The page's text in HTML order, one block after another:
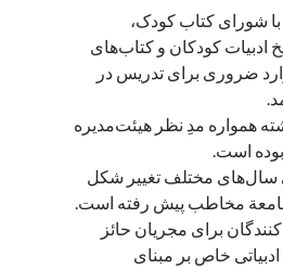
شورای کتاب کودک،
کودکان و کتاب‌های
ضروری برای تدریس در
همواره مدِ نظر هیئت‌مدیره
است.
سال‌های مختلف تغییر شکل
جامعة مخاطب پیش رفته است.
برای مجریان حائز
خاص بر مبنای